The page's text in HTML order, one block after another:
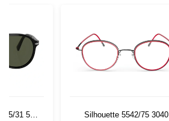
95/31 55
Silhouette 5542/75 3040